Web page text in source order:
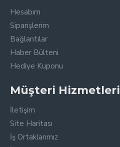
Hesabım
Siparişlerim
Bağlantılar
Haber Bülteni
Hediye Kuponu
Müşteri Hizmetleri
İletişim
Site Haritası
İş Ortaklarımız